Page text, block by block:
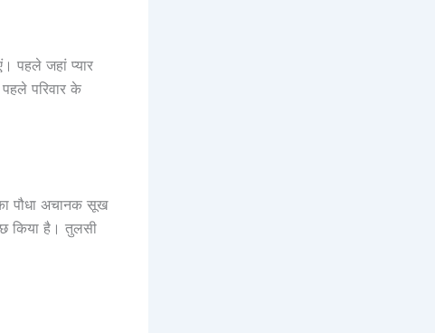
पहले जहां प्यार
परिवार के
पौधा अचानक सूख
किया है। तुलसी